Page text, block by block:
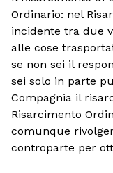
Ordinario: nel
incidente tra due
alle cose
se non sei il
sei solo in parte
Compagnia il
Risarcimento
comunque
controparte per